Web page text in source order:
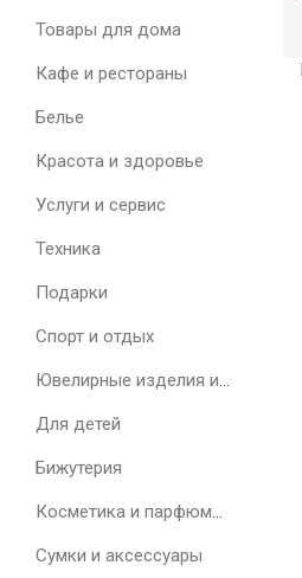
Товары для дома
Кафе и рестораны
Белье
Красота и здоровье
Услуги и сервис
Техника
Подарки
Спорт и отдых
Для детей
Бижутерия
Сумки и аксессуары